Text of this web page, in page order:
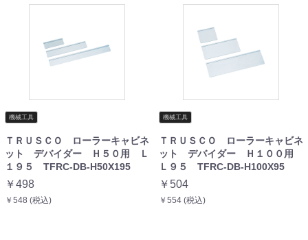
機械工具
ＴＲＵＳＣＯ ローラーキャビネ
ット デバイダー Ｈ５０用 Ｌ
１９５ TFRC-DB-H50X195
￥498
￥548 (税込)
機械工具
ＴＲＵＳＣＯ ローラーキャビネ
ット デバイダー Ｈ１００用
Ｌ９５ TFRC-DB-H100X95
￥504
￥554 (税込)